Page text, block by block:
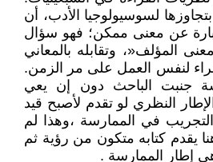
لسوسيولوجيا الأدب، أن
عن معنى ممكن؛ فهو سؤال
المؤلف«، وتقابله بالمعاني
لنفس العمل على مر الزمن.
جنبت الباحث دون إن يعي
النظري لو تقدم لأصبح قيد
في الممارسة ،وهذا لم
يقدم كتابه متكون من رؤية ثم
إطار الممارسة .